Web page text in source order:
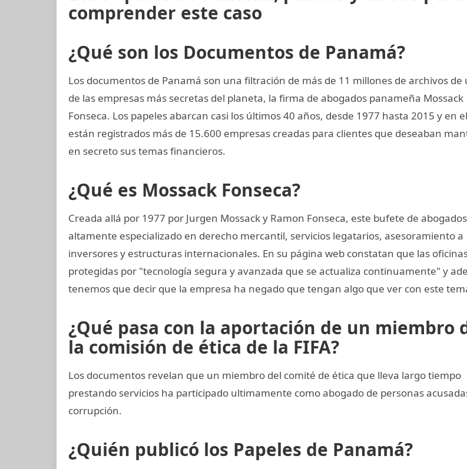
comprender este caso
¿Qué son los Documentos de Panamá?
Los documentos de Panamá son una filtración de más de 11 millones de archivos de
de las empresas más secretas del planeta, la firma de abogados panameña Mossack
Fonseca. Los papeles abarcan casi los últimos 40 años, desde 1977 hasta 2015 y en
están registrados más de 15.600 empresas creadas para clientes que deseaban
en secreto sus temas financieros.
¿Qué es Mossack Fonseca?
Creada allá por 1977 por Jurgen Mossack y Ramon Fonseca, este bufete de
altamente especializado en derecho mercantil, servicios legatarios, asesoramiento a
inversores y estructuras internacionales. En su página web constatan que las
protegidas por "tecnología segura y avanzada que se actualiza continuamente" y
tenemos que decir que la empresa ha negado que tengan algo que ver con este
¿Qué pasa con la aportación de un miembro
la comisión de ética de la FIFA?
Los documentos revelan que un miembro del comité de ética que lleva largo tiempo
prestando servicios ha participado ultimamente como abogado de personas
corrupción.
¿Quién publicó los Papeles de Panamá?